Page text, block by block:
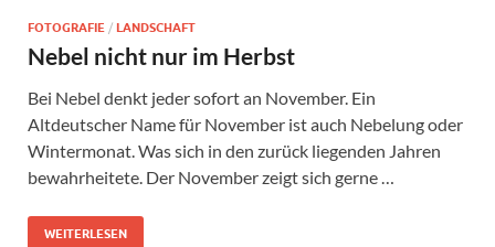
FOTOGRAFIE / LANDSCHAFT
Nebel nicht nur im Herbst
Bei Nebel denkt jeder sofort an November. Ein
Altdeutscher Name für November ist auch Nebelung oder
Wintermonat. Was sich in den zurück liegenden Jahren
bewahrheitete. Der November zeigt sich gerne …
WEITERLESEN